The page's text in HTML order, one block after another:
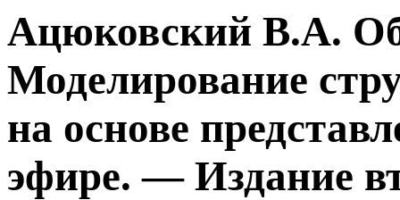
Ацюковский В.А.
Моделирование
на основе
эфире. — Издание